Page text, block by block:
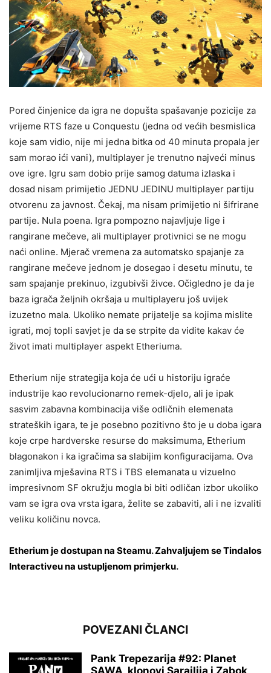
Pored činjenice da igra ne dopušta spašavanje pozicije za
vrijeme RTS faze u Conquestu (jedna od većih besmislica
koje sam vidio, nije mi jedna bitka od 40 minuta propala jer
sam morao ići vani), multiplayer je trenutno najveći minus
ove igre. Igru sam dobio prije samog datuma izlaska i
dosad nisam primijetio JEDNU JEDINU multiplayer partiju
otvorenu za javnost. Čekaj, ma nisam primijetio ni šifrirane
partije. Nula poena. Igra pompozno najavljuje lige i
rangirane mečeve, ali multiplayer protivnici se ne mogu
naći online. Mjerač vremena za automatsko spajanje za
rangirane mečeve jednom je dosegao i desetu minutu, te
sam spajanje prekinuo, izgubivši živce. Očigledno je da je
baza igrača željnih okršaja u multiplayeru još uvijek
izuzetno mala. Ukoliko nemate prijatelje sa kojima mislite
igrati, moj topli savjet je da se strpite da vidite kakav će
život imati multiplayer aspekt Etheriuma.
Etherium nije strategija koja će ući u historiju igraće
industrije kao revolucionarno remek-djelo, ali je ipak
sasvim zabavna kombinacija više odličnih elemenata
strateških igara, te je posebno pozitivno što je u doba igara
koje crpe hardverske resurse do maksimuma, Etherium
blagonakon i ka igračima sa slabijim konfiguracijama. Ova
zanimljiva mješavina RTS i TBS elemanata u vizuelno
impresivnom SF okružju mogla bi biti odličan izbor ukoliko
vam se igra ova vrsta igara, želite se zabaviti, ali i ne izvaliti
veliku količinu novca.
Etherium je dostupan na Steamu.Zahvaljujem se Tindalos
Interactiveu na ustupljenom primjerku.
POVEZANI ČLANCI
Pank Trepezarija #92: Planet